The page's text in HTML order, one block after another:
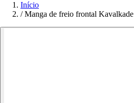
Início
/ Manga de freio frontal Kavalkade